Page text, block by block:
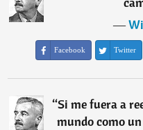
―
Facebook Twitter
“Si me fuera a
mundo como